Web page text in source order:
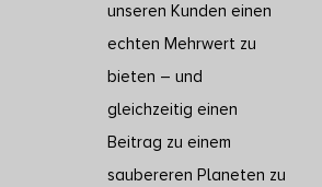
unseren Kunden einen
echten Mehrwert zu
bieten – und
gleichzeitig einen
Beitrag zu einem
saubereren Planeten zu